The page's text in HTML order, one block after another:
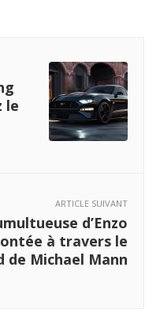
le
ARTICLE SUIVANT
d’Enzo
à travers le
de Michael Mann